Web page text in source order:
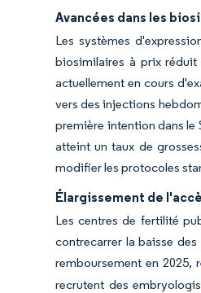
Avancées dans les
Les systèmes
biosimilaires à prix
actuellement en cours
vers des injections
première intention dans le
atteint un taux de
modifier les protocoles
Élargissement de
Les centres de fertilité
contrecarrer la baisse
remboursement en 2025,
recrutent des